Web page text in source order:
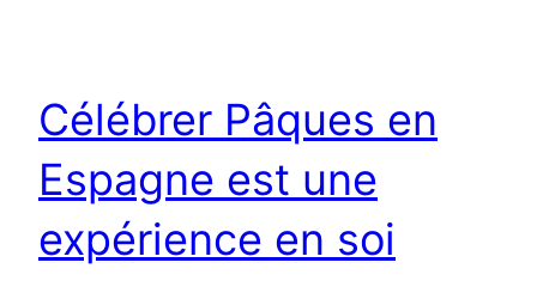
Célébrer Pâques en
Espagne est une
expérience en soi